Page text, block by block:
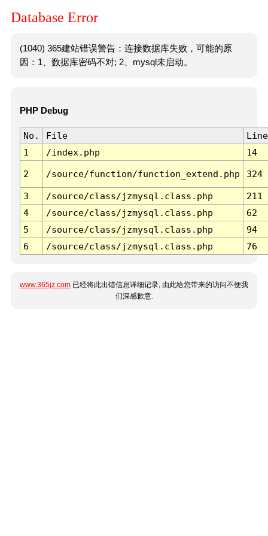
Database Error
(1040) 365建站错误警告：连接数据库失败，可能的原
因：1、数据库密码不对; 2、mysql未启动。
PHP Debug
No. File
Line
1
/index.php 14
2 /source/function/function_extend.php 324
3 /source/class/jzmysql.class.php
211
4
/source/class/jzmysql.class.php
62
5
/source/class/jzmysql.class.php
94
6
/source/class/jzmysql.class.php 76
www.365jz.com 已经将此出错信息详细记录, 由此给您带来的访问不便我
们深感歉意.